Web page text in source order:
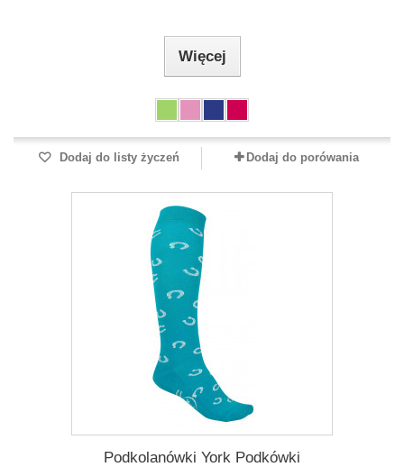
Więcej
Dodaj do listy życzeń Dodaj do porówania
Podkolanówki York Podkówki